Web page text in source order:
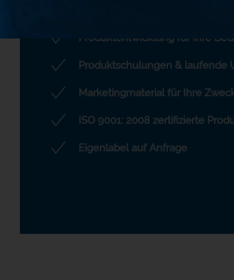
Bestmögliche Unterstützung
Produktentwicklung für Ihre
Produktschulungen & laufende
Marketingmaterial für Ihre
ISO 9001: 2008 zertifizierte
Eigenlabel auf Anfrage